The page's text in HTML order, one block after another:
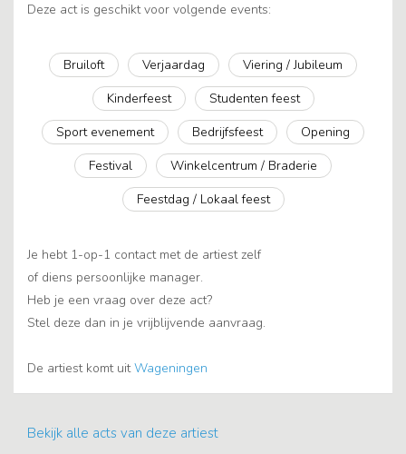
Deze act is geschikt voor volgende events:
Bruiloft Verjaardag
Viering / Jubileum
Kinderfeest
Studenten feest
Sport evenement
Bedrijfsfeest
Opening
Festival
Winkelcentrum / Braderie
Feestdag / Lokaal feest
Je hebt 1-op-1 contact met de artiest zelf
of diens persoonlijke manager.
Heb je een vraag over deze act?
Stel deze dan in je vrijblijvende aanvraag.
De artiest komt uitWageningen
Bekijk alle acts van deze artiest